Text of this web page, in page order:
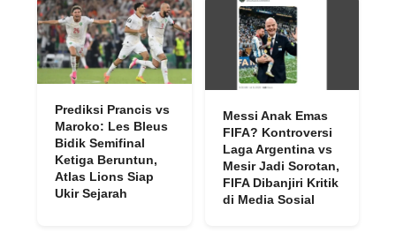
Prediksi Prancis vs
Maroko: Les Bleus
Bidik Semifinal
Ketiga Beruntun,
Atlas Lions Siap
Ukir Sejarah
Messi Anak Emas
FIFA? Kontroversi
Laga Argentina vs
Mesir Jadi Sorotan,
FIFA Dibanjiri Kritik
di Media Sosial